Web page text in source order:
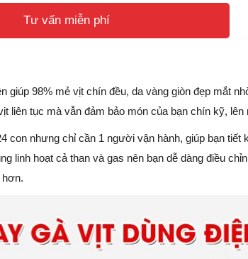
Tư vấn miễn phí
giúp 98% mẻ vịt chín đều, da vàng giòn đẹp mắt
liên tục mà vẫn đảm bảo món của bạn chín kỹ, lên
con nhưng chỉ cần 1 người vận hành, giúp bạn tiết
linh hoạt cả than và gas nên bạn dễ dàng điều
hơn.